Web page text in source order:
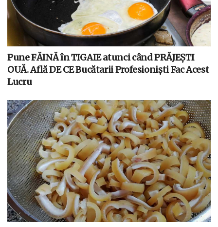
Pune FĂINĂ în TIGAIE atunci când PRĂJEȘTI
OUĂ. Află DE CE Bucătarii Profesioniști Fac Acest
Lucru